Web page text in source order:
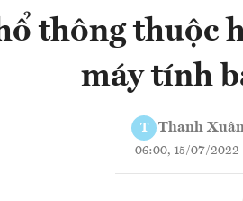
thông thuộc
máy tính
T Thanh
06:00, 15/07/2022